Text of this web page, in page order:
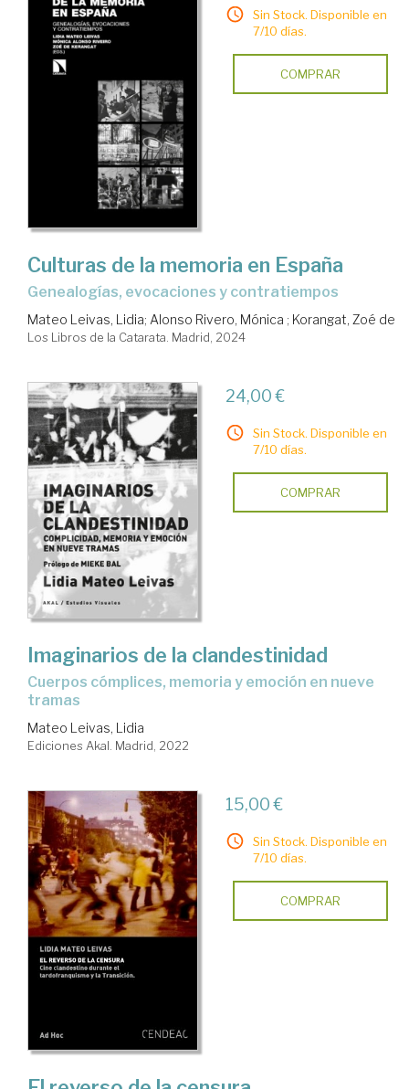
Sin Stock. Disponible en
7/10 días.
COMPRAR
Culturas de la memoria en España
genealogías, evocaciones y contratiempos
Mateo Leivas, Lidia; Alonso Rivero, Mónica ; Korangat, Zoé de
Los Libros de la Catarata. Madrid, 2024
24,00 €
Sin Stock. Disponible en
7/10 días.
COMPRAR
Imaginarios de la clandestinidad
cuerpos cómplices, memoria y emoción en nueve
tramas
Mateo Leivas, Lidia
Ediciones Akal. Madrid, 2022
15,00 €
Sin Stock. Disponible en
7/10 días.
COMPRAR